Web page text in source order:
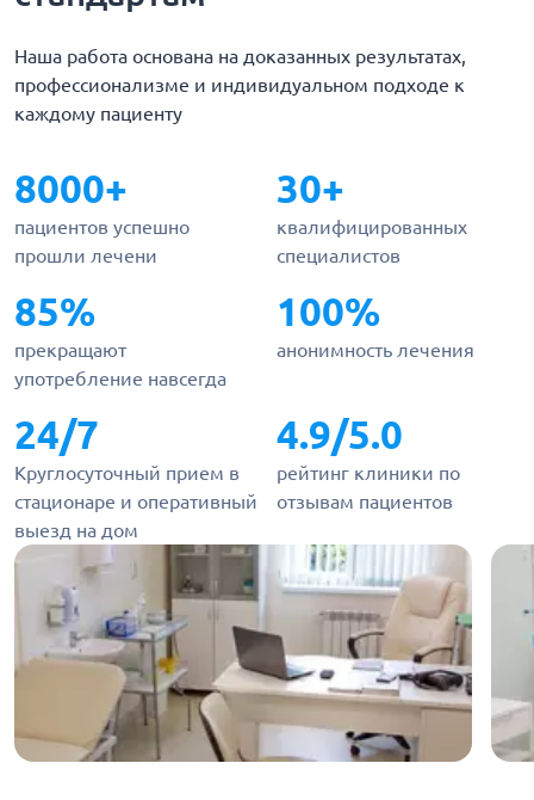
Наша работа основана на доказанных результатах,
профессионализме и индивидуальном подходе к
каждому пациенту
8000+
пациентов успешно
прошли лечени
30+
квалифицированных
специалистов
85%
прекращают
употребление навсегда
100%
анонимность лечения
24/7
Круглосуточный прием в
стационаре и оперативный
выезд на дом
4.9/5.0
рейтинг клиники по
отзывам пациентов